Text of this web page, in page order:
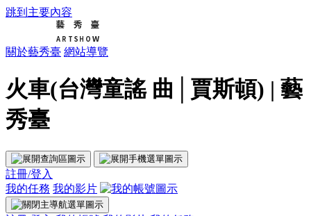
跳到主要內容
關於藝秀臺 網站導覽
火車(台灣童謠 曲│賈斯頓) | 藝
秀臺
註冊/登入
我的任務 我的影片